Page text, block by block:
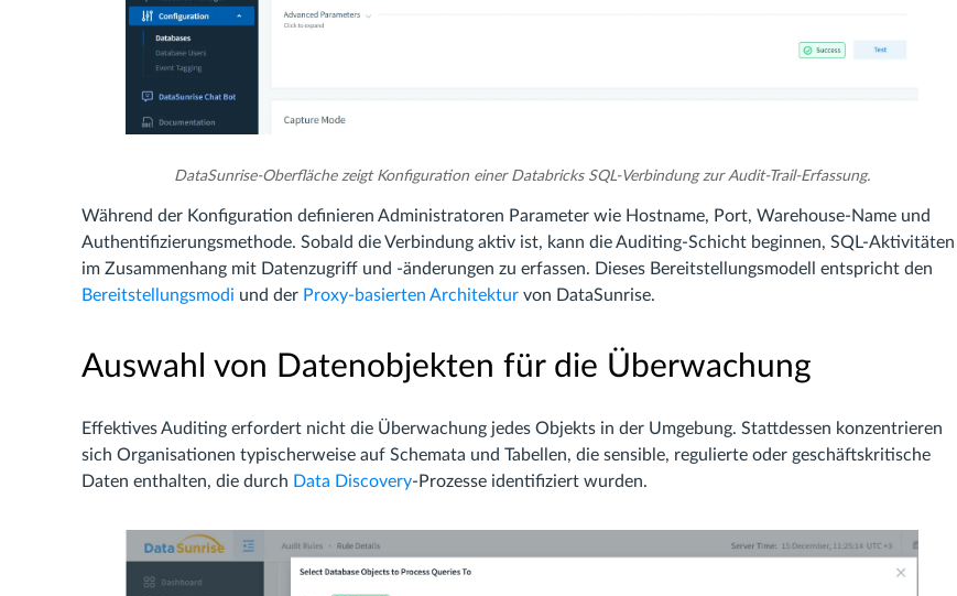
DataSunrise-Oberfläche zeigt Konfiguration einer Databricks SQL-Verbindung zur Audit-Trail-Erfassung.
Während der Konfiguration definieren Administratoren Parameter wie Hostname, Port, Warehouse-Name und
Authentifizierungsmethode. Sobald die Verbindung aktiv ist, kann die Auditing-Schicht beginnen, SQL-Aktivitäten
im Zusammenhang mit Datenzugriff und -änderungen zu erfassen. Dieses Bereitstellungsmodell entspricht den
Bereitstellungsmodi und der Proxy-basierten Architektur von DataSunrise.
Auswahl von Datenobjekten für die Überwachung
Effektives Auditing erfordert nicht die Überwachung jedes Objekts in der Umgebung. Stattdessen konzentrieren
sich Organisationen typischerweise auf Schemata und Tabellen, die sensible, regulierte oder geschäftskritische
Daten enthalten, die durch Data Discovery-Prozesse identifiziert wurden.